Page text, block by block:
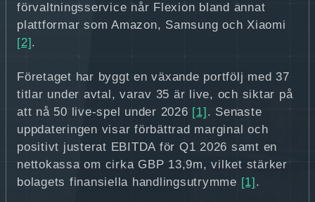
förvaltningsservice når Flexion bland annat
plattformar som Amazon, Samsung och Xiaomi
[2] .
Företaget har byggt en växande portfölj med 37
titlar under avtal, varav 35 är live, och siktar på
att nå 50 live‑spel under 2026 [1] . Senaste
uppdateringen visar förbättrad marginal och
positivt justerat EBITDA för Q1 2026 samt en
nettokassa om cirka GBP 13,9m, vilket stärker
bolagets finansiella handlingsutrymme [1] .